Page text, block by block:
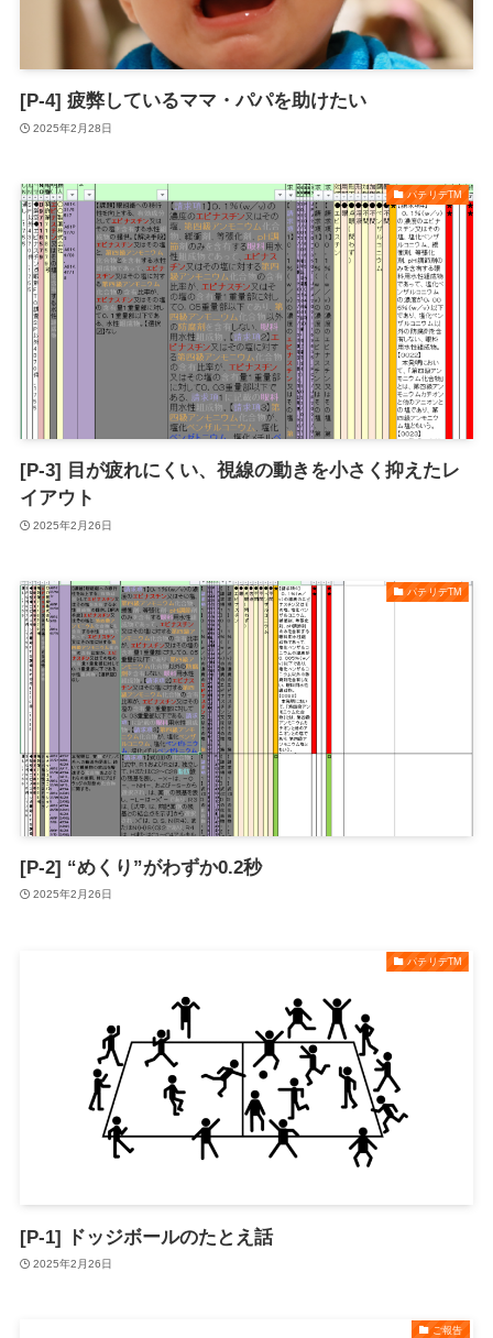
[P-4] 疲弊しているママ・パパを助けたい
2025年2月28日
パテリデTM
[P-3] 目が疲れにくい、視線の動きを小さく抑えたレ
イアウト
2025年2月26日
パテリデTM
[P-2] “めくり”がわずか0.2秒
2025年2月26日
パテリデTM
[P-1] ドッジボールのたとえ話
2025年2月26日
ご報告